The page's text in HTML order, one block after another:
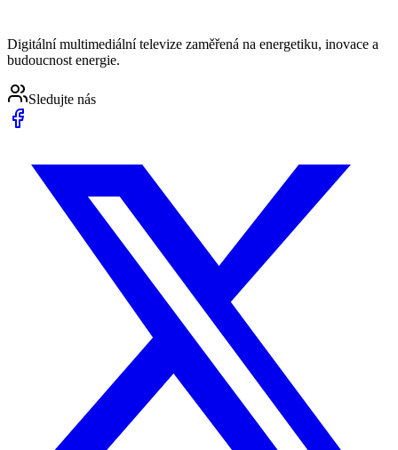
Digitální multimediální televize zaměřená na energetiku, inovace a
budoucnost energie.
Sledujte nás